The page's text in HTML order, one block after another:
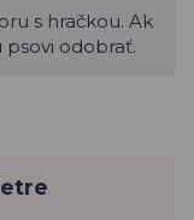
s hračkou. Ak
psovi odobrať.